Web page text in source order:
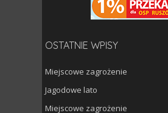
OSTATNIE WPISY
Miejscowe zagrożenie
Jagodowe lato
Miejscowe zagrożenie